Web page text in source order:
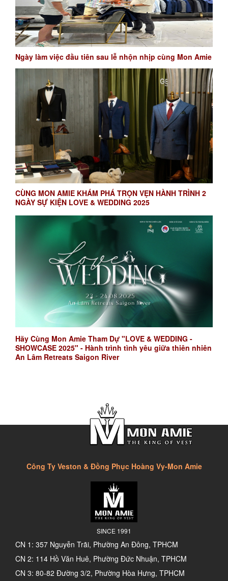
Ngày làm việc đầu tiên sau lễ nhộn nhịp cùng Mon Amie
CÙNG MON AMIE KHÁM PHÁ TRỌN VẸN HÀNH TRÌNH 2
NGÀY SỰ KIỆN LOVE & WEDDING 2025
Hãy Cùng Mon Amie Tham Dự "LOVE & WEDDING -
SHOWCASE 2025" - Hành trình tình yêu giữa thiên nhiên
An Lâm Retreats Saigon River
Công Ty Veston & Đồng Phục Hoàng Vy-Mon Amie
SINCE 1991
CN 1: 357 Nguyễn Trãi, Phường An Đông, TPHCM
CN 2: 114 Hồ Văn Huê, Phường Đức Nhuận, TPHCM
CN 3: 80-82 Đường 3/2, Phường Hòa Hưng, TPHCM